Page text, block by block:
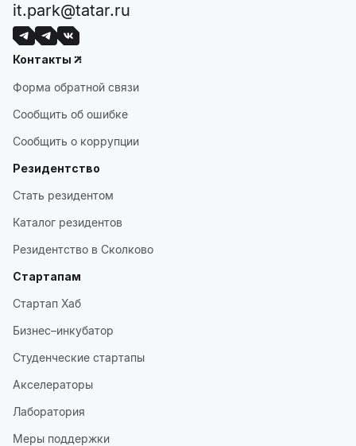
it.park@tatar.ru
Контакты
Форма обратной связи
Сообщить об ошибке
Сообщить о коррупции
Резидентство
Стать резидентом
Каталог резидентов
Резидентство в Сколково
Стартапам
Стартап Хаб
Бизнес–инкубатор
Студенческие стартапы
Акселераторы
Лаборатория
Меры поддержки